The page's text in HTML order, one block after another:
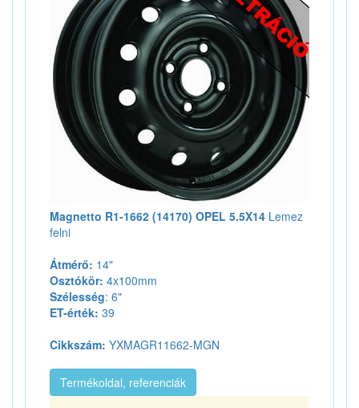
Magnetto R1-1662 (14170) OPEL 5.5X14 Lemez
felni
Átmérő: 14"
Osztókör: 4x100mm
Szélesség: 6"
ET-érték: 39
Cikkszám: YXMAGR11662-MGN
Termékoldal, referenciák